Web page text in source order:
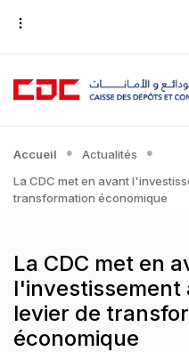
Accueil
Actualités
La CDC met en avant
transformation économique
La CDC met en
l'investissement
levier de
économique